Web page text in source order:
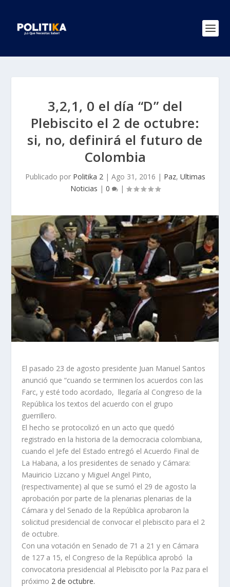
3,2,1, 0 el día “D” del
Plebiscito el 2 de octubre:
si, no, definirá el futuro de
Colombia
Publicado por Politika 2| Ago 31, 2016 | Paz, Ultimas
Noticias | 0 |
El pasado 23 de agosto presidente Juan Manuel Santos
anunció que “cuando se terminen los acuerdos con las
Farc, y esté todo acordado, llegaría al Congreso de la
República los textos del acuerdo con el grupo
guerrillero.
El hecho se protocolizó en un acto que quedó
registrado en la historia de la democracia colombiana,
cuando el Jefe del Estado entregó el Acuerdo Final de
La Habana, a los presidentes de senado y Cámara:
Mauiricio Lizcano y Miguel Angel Pinto,
(respectivamente) al que se sumó el 29 de agosto la
aprobación por parte de la plenarias plenarias de la
Cámara y del Senado de la República aprobaron la
solicitud presidencial de convocar el plebiscito para el 2
de octubre.
Con una votación en Senado de 71 a 21 y en Cámara
de 127 a 15, el Congreso de la República aprobó la
convocatoria presidencial al Plebiscito por la Paz para el
próximo 2 de octubre.